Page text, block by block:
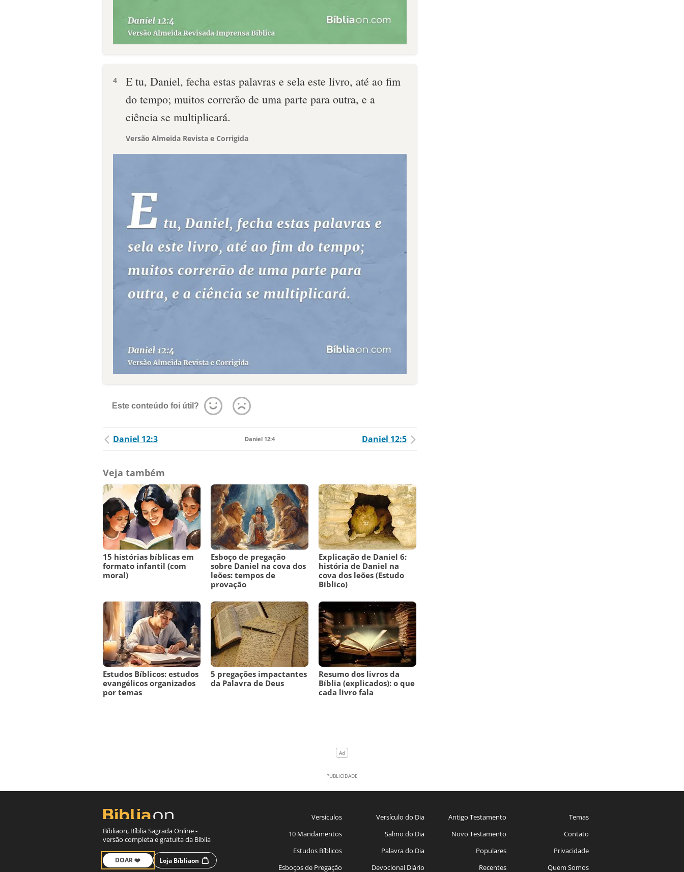
4
E tu, Daniel, fecha estas palavras e sela este livro, até ao fim
do tempo; muitos correrão de uma parte para outra, e a
ciência se multiplicará.
Versão Almeida Revista e Corrigida
Este conteúdo foi útil?
Daniel 12:3 Daniel 12:4 Daniel 12:5
Veja também
15 histórias bíblicas em
formato infantil (com
moral)
Esboço de pregação
sobre Daniel na cova dos
leões: tempos de
provação
Explicação de Daniel 6:
história de Daniel na
cova dos leões (Estudo
Bíblico)
Estudos Bíblicos: estudos
evangélicos organizados
por temas
5 pregações impactantes
da Palavra de Deus
Resumo dos livros da
Bíblia (explicados): o que
cada livro fala
Bíbliaon, Bíblia Sagrada Online -
versão completa e gratuita da Bíblia
DOAR ❤️ Loja Bíbliaon
Versículos
10 Mandamentos
Estudos Bíblicos
Esboços de Pregação
Versículo do Dia
Salmo do Dia
Palavra do Dia
Devocional Diário
Antigo Testamento
Novo Testamento
Populares
Recentes
Temas
Contato
Privacidade
Quem Somos